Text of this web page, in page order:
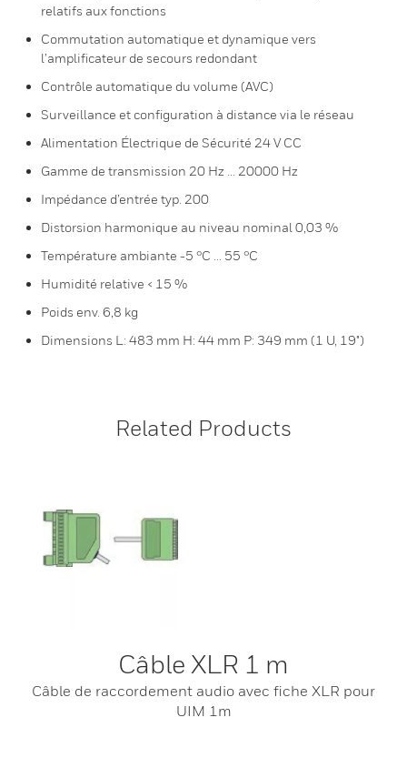
relatifs aux fonctions
Commutation automatique et dynamique vers
l’amplificateur de secours redondant
Contrôle automatique du volume (AVC)
Surveillance et configuration à distance via le réseau
Alimentation Électrique de Sécurité 24 V CC
Gamme de transmission 20 Hz ... 20000 Hz
Impédance d’entrée typ. 200
Distorsion harmonique au niveau nominal 0,03 %
Température ambiante -5 °C ... 55 °C
Humidité relative < 15 %
Poids env. 6,8 kg
Dimensions L: 483 mm H: 44 mm P: 349 mm (1 U, 19")
Related Products
Câble XLR 1 m
Câble de raccordement audio avec fiche XLR pour
UIM 1m